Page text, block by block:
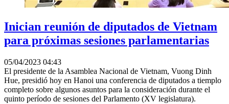
Inician reunión de diputados de Vietnam
para próximas sesiones parlamentarias
05/04/2023 04:43
El presidente de la Asamblea Nacional de Vietnam, Vuong Dinh
Hue, presidió hoy en Hanoi una conferencia de diputados a tiemplo
completo sobre algunos asuntos para la consideración durante el
quinto período de sesiones del Parlamento (XV legislatura).